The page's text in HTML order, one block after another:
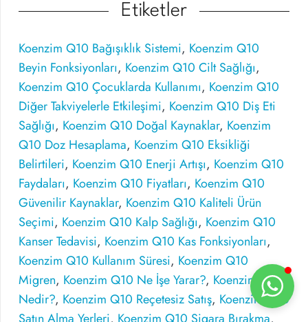
Etiketler
Koenzim Q10 Bağışıklık Sistemi, Koenzim Q10
Beyin Fonksiyonları, Koenzim Q10 Cilt Sağlığı,
Koenzim Q10 Çocuklarda Kullanımı, Koenzim Q10
Diğer Takviyelerle Etkileşimi, Koenzim Q10 Diş Eti
Sağlığı, Koenzim Q10 Doğal Kaynaklar, Koenzim
Q10 Doz Hesaplama, Koenzim Q10 Eksikliği
Belirtileri, Koenzim Q10 Enerji Artışı, Koenzim Q10
Faydaları, Koenzim Q10 Fiyatları, Koenzim Q10
Güvenilir Kaynaklar, Koenzim Q10 Kaliteli Ürün
Seçimi, Koenzim Q10 Kalp Sağlığı, Koenzim Q10
Kanser Tedavisi, Koenzim Q10 Kas Fonksiyonları,
Koenzim Q10 Kullanım Süresi, Koenzim Q10
Migren, Koenzim Q10 Ne İşe Yarar?, Koenzim Q10
Nedir?, Koenzim Q10 Reçetesiz Satış, Koenzim Q10